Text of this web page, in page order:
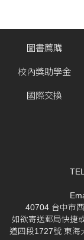
圖書薦購
校內獎助學金
國際交換
40704 台中市
如欲寄送郵局快捷
道四段1727號 東海